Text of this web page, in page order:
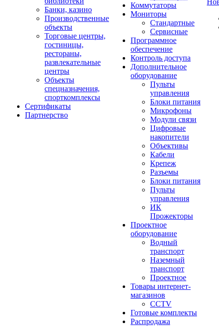
Банки, казино
Производственные
объекты
Торговые центры,
гостиницы,
рестораны,
развлекательные
центры
Объекты
спецназначения,
спорткомплексы
Сертификаты
Партнерство
Коммутаторы
Мониторы
Стандартные
Сервисные
Программное
обеспечение
Контроль доступа
Дополнительное
оборудование
Пульты
управления
Блоки питания
Микрофоны
Модули связи
Цифровые
накопители
Объективы
Кабели
Крепеж
Разъемы
Блоки питания
Пульты
управления
ИК
Прожекторы
Проектное
оборудование
Водный
транспорт
Наземный
транспорт
Проектное
Товары интернет-
магазинов
CCTV
Готовые комплекты
Распродажа